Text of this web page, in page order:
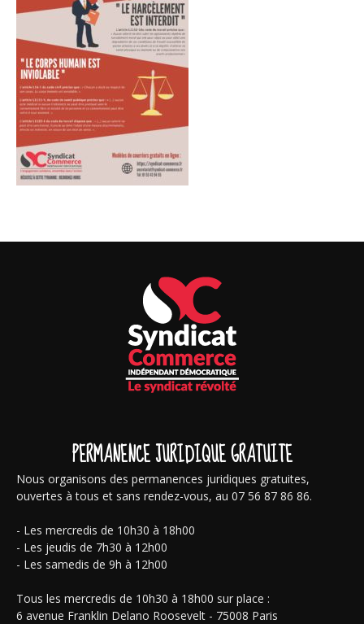
PERMANENCE JURIDIQUE GRATUITE
Nous organisons des permanences juridiques gratuites,
ouvertes à tous et sans rendez-vous, au 07 56 87 86 86.
- Les mercredis de 10h30 à 18h00
- Les jeudis de 7h30 à 12h00
- Les samedis de 9h à 12h00
Tous les mercredis de 10h30 à 18h00 sur place :
6 avenue Franklin Delano Roosevelt - 75008 Paris